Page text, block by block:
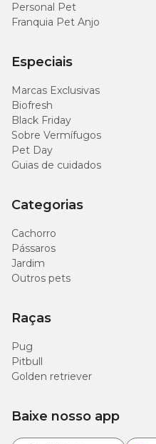
Personal Pet
Franquia Pet Anjo
Especiais
Marcas Exclusivas
Biofresh
Black Friday
Sobre Vermífugos
Pet Day
Guias de cuidados
Categorias
Cachorro
Pássaros
Jardim
Outros pets
Raças
Pug
Pitbull
Golden retriever
Baixe nosso app